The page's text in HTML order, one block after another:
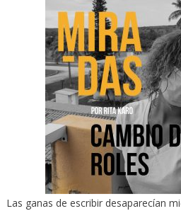
Las ganas de escribir desaparecían